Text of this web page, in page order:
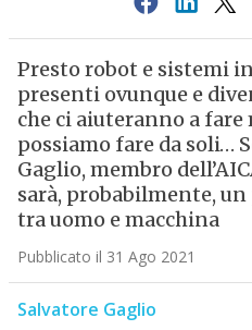
Presto robot e sistemi
presenti ovunque e
che ci aiuteranno a
possiamo fare da soli…
Gaglio, membro
sarà, probabilmente,
tra uomo e macchina
Pubblicato il 31 Ago 2021
Salvatore Gaglio